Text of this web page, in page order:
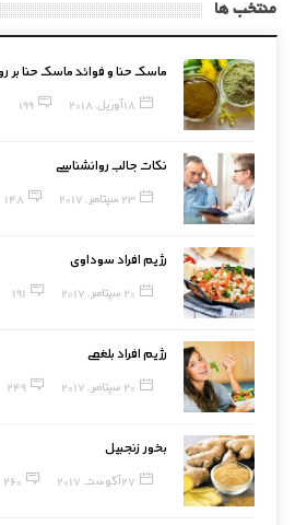
منتخب ها
ماسک حنا و فوائد ماسک حنا
18 آوریل, 2018 199
نکات جالب روانشناسی
23 سپتامبر, 2017 148
رژیم افراد سوداوی
20 سپتامبر, 2017 191
رژیم افراد بلغمی
20 سپتامبر, 2017 249
بخور زنجبیل
27 آگوست, 2017 260